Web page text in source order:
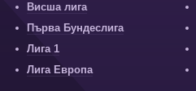
Висша лига
Първа Бундеслига
Лига 1
Лига Европа